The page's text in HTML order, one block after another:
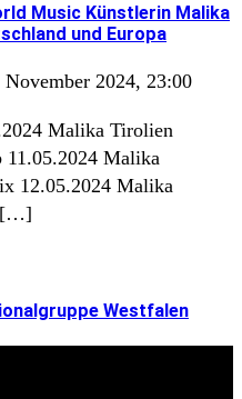
Music Künstlerin Malika
und Europa
November 2024, 23:00
Malika Tirolien
Malika
Malika
Westfalen